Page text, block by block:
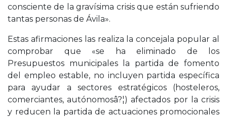
consciente de la gravísima crisis que están sufriendo
tantas personas de Ávila».
Estas afirmaciones las realiza la concejala popular al
comprobar que «se ha eliminado de los
Presupuestos municipales la partida de fomento
del empleo estable, no incluyen partida específica
para ayudar a sectores estratégicos (hosteleros,
comerciantes, autónomosâ?¦) afectados por la crisis
y reducen la partida de actuaciones promocionales